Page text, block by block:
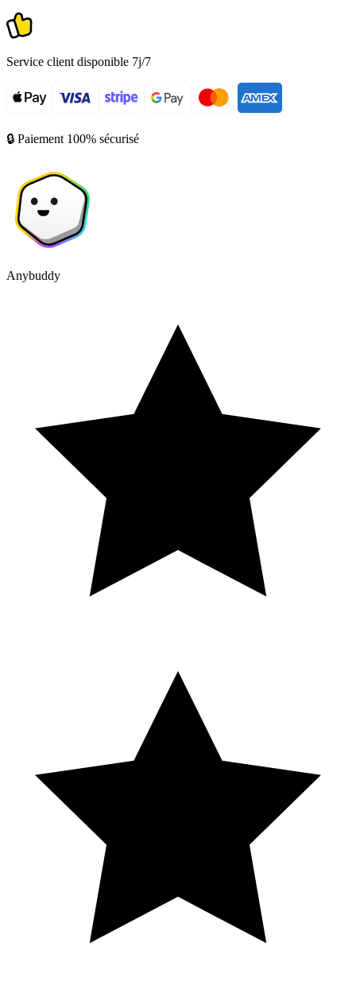
Service client disponible 7j/7
🔒 Paiement 100% sécurisé
Anybuddy